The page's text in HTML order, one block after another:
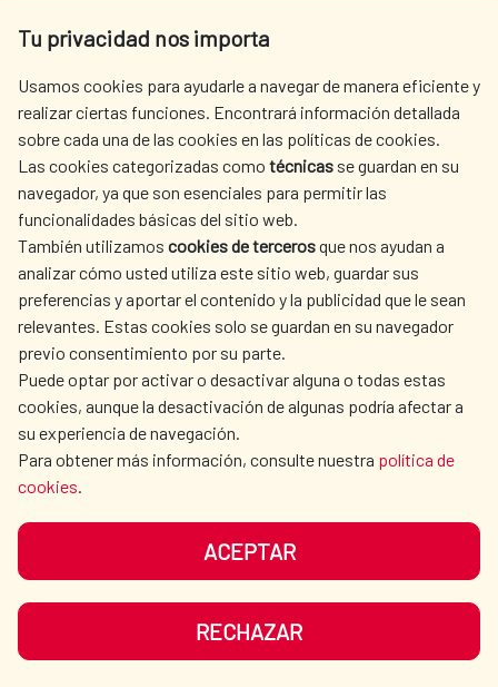
Tu privacidad nos importa
Usamos cookies para ayudarle a navegar de manera eficiente y
realizar ciertas funciones. Encontrará información detallada
sobre cada una de las cookies en las políticas de cookies.
Las cookies categorizadas como técnicas se guardan en su
navegador, ya que son esenciales para permitir las
funcionalidades básicas del sitio web.
También utilizamos cookies de tercerosque nos ayudan a
analizar cómo usted utiliza este sitio web, guardar sus
preferencias y aportar el contenido y la publicidad que le sean
relevantes. Estas cookies solo se guardan en su navegador
previo consentimiento por su parte.
Puede optar por activar o desactivar alguna o todas estas
cookies, aunque la desactivación de algunas podría afectar a
su experiencia de navegación.
Para obtener más información, consulte nuestra política de
cookies.
ACEPTAR
RECHAZAR
Tel. +34 900 20 30 54​​​​​​​
AECID
WHERE DO WE COOPERATE?
SPANISH HUMANITARIAN
ACTION
PRESS ROOM
CULTURE AND SCIENCE LIBRARY
OUR SOCIAL MEDIA
DATA PROTECTION
SITEMAP